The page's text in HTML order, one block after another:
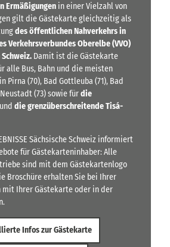
Ermäßigungen in einer Vielzahl von
gilt die Gästekarte gleichzeitig als
des öffentlichen Nahverkehrs in
Verkehrsverbundes Oberelbe (VVO)
Damit ist die Gästekarte
alle Bus, Bahn und die meisten
Pirna (70), Bad Gottleuba (71), Bad
(73) sowie fürdie
und die grenzüberschreitende Tisá-
Sächsische Schweiz informiert
für Gästekarteninhaber: Alle
sind mit dem Gästekartenlogo
Broschüre erhalten Sie bei Ihrer
mit Ihrer Gästekarte oder in der
Infos zur Gästekarte